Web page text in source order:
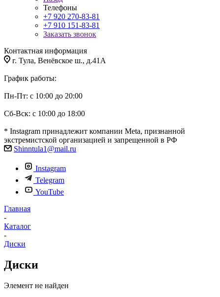
Телефоны
+7 920 270-83-81
+7 910 151-83-81
Заказать звонок
Контактная информация
г. Тула, Венёвское ш., д.41А
График работы:
Пн-Пт: с 10:00 до 20:00
Сб-Вск: с 10:00 до 18:00
* Instagram принадлежит компании Meta, признанной
экстремистской организацией и запрещенной в РФ
Shinntula1@mail.ru
Instagram
Telegram
YouTube
Главная
-
Каталог
-
Диски
Диски
Элемент не найден